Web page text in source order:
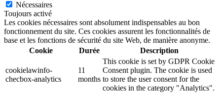
Nécessaires
Toujours activé
Les cookies nécessaires sont absolument indispensables au bon
fonctionnement du site. Ces cookies assurent les fonctionnalités de
base et les fonctions de sécurité du site Web, de manière anonyme.
Cookie
Durée Description
cookielawinfo-
checbox-analytics
11
months
This cookie is set by GDPR Cookie
Consent plugin. The cookie is used
to store the user consent for the
cookies in the category "Analytics".